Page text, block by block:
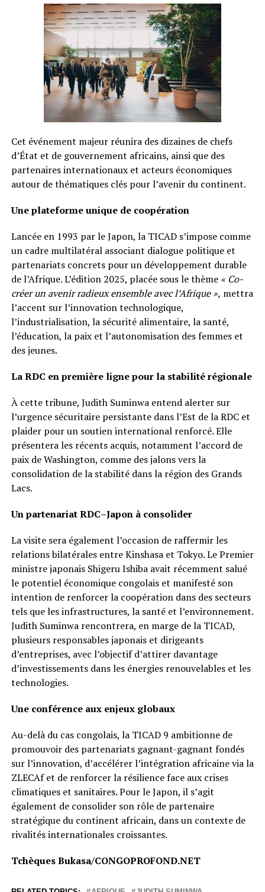
Cet événement majeur réunira des dizaines de chefs
d’État et de gouvernement africains, ainsi que des
partenaires internationaux et acteurs économiques
autour de thématiques clés pour l’avenir du continent.
Une plateforme unique de coopération
Lancée en 1993 par le Japon, la TICAD s’impose comme
un cadre multilatéral associant dialogue politique et
partenariats concrets pour un développement durable
de l’Afrique. L’édition 2025, placée sous le thème « Co-
créer un avenir radieux ensemble avec l’Afrique », mettra
l’accent sur l’innovation technologique,
l’industrialisation, la sécurité alimentaire, la santé,
l’éducation, la paix et l’autonomisation des femmes et
des jeunes.
La RDC en première ligne pour la stabilité régionale
À cette tribune, Judith Suminwa entend alerter sur
l’urgence sécuritaire persistante dans l’Est de la RDC et
plaider pour un soutien international renforcé. Elle
présentera les récents acquis, notamment l’accord de
paix de Washington, comme des jalons vers la
consolidation de la stabilité dans la région des Grands
Lacs.
Un partenariat RDC–Japon à consolider
La visite sera également l’occasion de raffermir les
relations bilatérales entre Kinshasa et Tokyo. Le Premier
ministre japonais Shigeru Ishiba avait récemment salué
le potentiel économique congolais et manifesté son
intention de renforcer la coopération dans des secteurs
tels que les infrastructures, la santé et l’environnement.
Judith Suminwa rencontrera, en marge de la TICAD,
plusieurs responsables japonais et dirigeants
d’entreprises, avec l’objectif d’attirer davantage
d’investissements dans les énergies renouvelables et les
technologies.
Une conférence aux enjeux globaux
Au-delà du cas congolais, la TICAD 9 ambitionne de
promouvoir des partenariats gagnant-gagnant fondés
sur l’innovation, d’accélérer l’intégration africaine via la
ZLECAf et de renforcer la résilience face aux crises
climatiques et sanitaires. Pour le Japon, il s’agit
également de consolider son rôle de partenaire
stratégique du continent africain, dans un contexte de
rivalités internationales croissantes.
Tchèques Bukasa/CONGOPROFOND.NET